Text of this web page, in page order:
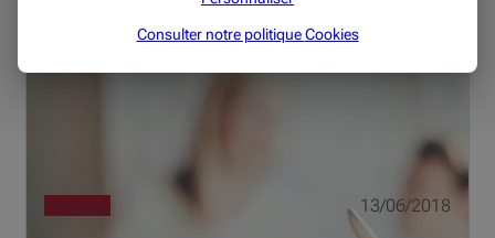
FRAUDE 13/06/2018
Consulter notre politiqueCookies